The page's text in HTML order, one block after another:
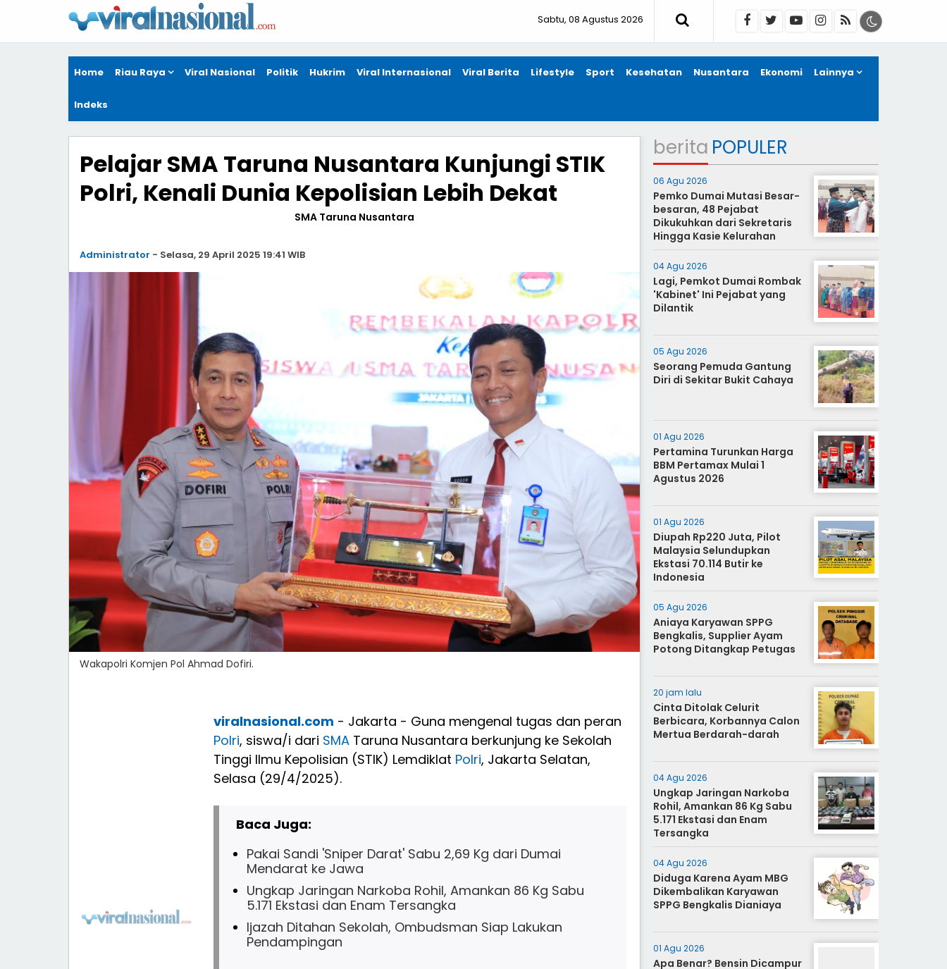
Sabtu, 08 Agustus 2026
Home Riau Raya Viral Nasional Politik Hukrim Viral Internasional Viral Berita Lifestyle Sport Kesehatan Nusantara Ekonomi Lainnya
Indeks
Pelajar SMA Taruna Nusantara Kunjungi STIK
Polri, Kenali Dunia Kepolisian Lebih Dekat
SMA Taruna Nusantara
Administrator - Selasa, 29 April 2025 19:41 WIB
Wakapolri Komjen Pol Ahmad Dofiri.
viralnasional.com - Jakarta - Guna mengenal tugas dan peran
Polri, siswa/i dari SMA Taruna Nusantara berkunjung ke Sekolah
Tinggi Ilmu Kepolisian (STIK) Lemdiklat Polri, Jakarta Selatan,
Selasa (29/4/2025).
Baca Juga:
Pakai Sandi 'Sniper Darat' Sabu 2,69 Kg dari Dumai
Mendarat ke Jawa
Ungkap Jaringan Narkoba Rohil, Amankan 86 Kg Sabu
5.171 Ekstasi dan Enam Tersangka
Ijazah Ditahan Sekolah, Ombudsman Siap Lakukan
Pendampingan
berita POPULER
06 Agu 2026
Pemko Dumai Mutasi Besar-
besaran, 48 Pejabat
Dikukuhkan dari Sekretaris
Hingga Kasie Kelurahan
04 Agu 2026
Lagi, Pemkot Dumai Rombak
'Kabinet' Ini Pejabat yang
Dilantik
05 Agu 2026
Seorang Pemuda Gantung
Diri di Sekitar Bukit Cahaya
01 Agu 2026
Pertamina Turunkan Harga
BBM Pertamax Mulai 1
Agustus 2026
01 Agu 2026
Diupah Rp220 Juta, Pilot
Malaysia Selundupkan
Ekstasi 70.114 Butir ke
Indonesia
05 Agu 2026
Aniaya Karyawan SPPG
Bengkalis, Supplier Ayam
Potong Ditangkap Petugas
20 jam lalu
Cinta Ditolak Celurit
Berbicara, Korbannya Calon
Mertua Berdarah-darah
04 Agu 2026
Ungkap Jaringan Narkoba
Rohil, Amankan 86 Kg Sabu
5.171 Ekstasi dan Enam
Tersangka
04 Agu 2026
Diduga Karena Ayam MBG
Dikembalikan Karyawan
SPPG Bengkalis Dianiaya
01 Agu 2026
Apa Benar? Bensin Dicampur